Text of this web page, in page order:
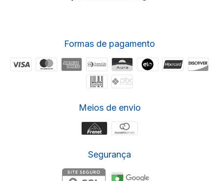
Formas de pagamento
Meios de envio
Segurança